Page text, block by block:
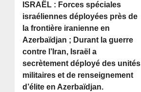
ISRAËL : Forces spéciales
israéliennes déployées près de
la frontière iranienne en
Azerbaïdjan ; Durant la guerre
contre l’Iran, Israël a
secrètement déployé des unités
militaires et de renseignement
d’élite en Azerbaïdjan.